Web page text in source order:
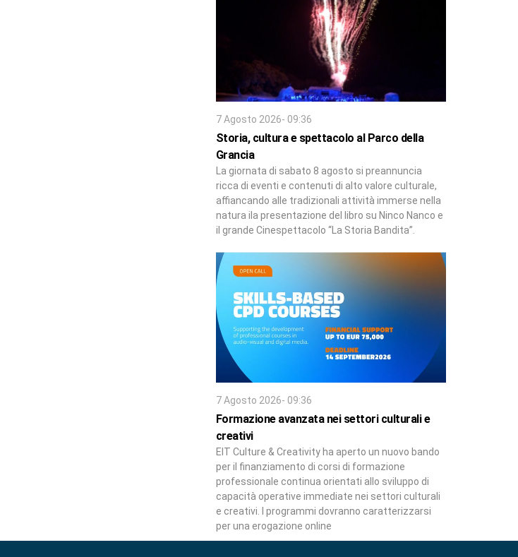
7 Agosto 2026- 09:36
Storia, cultura e spettacolo al Parco della
Grancia
La giornata di sabato 8 agosto si preannuncia
ricca di eventi e contenuti di alto valore culturale,
affiancando alle tradizionali attività immerse nella
natura ila presentazione del libro su Ninco Nanco e
il grande Cinespettacolo “La Storia Bandita”.
7 Agosto 2026- 09:36
Formazione avanzata nei settori culturali e
creativi
EIT Culture & Creativity ha aperto un nuovo bando
per il finanziamento di corsi di formazione
professionale continua orientati allo sviluppo di
capacità operative immediate nei settori culturali
e creativi. I programmi dovranno caratterizzarsi
per una erogazione online